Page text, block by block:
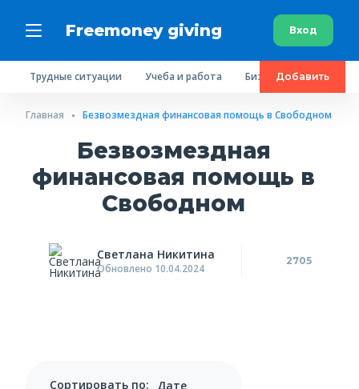
Freemoney giving Вход
Трудные ситуации Учеба и работа Бизнес Сбор
Добавить
Главная Безвозмездная финансовая помощь в Свободном
Безвозмездная
финансовая помощь в
Свободном
Светлана Никитина
Обновлено 10.04.2024
2705
Сортировать по: